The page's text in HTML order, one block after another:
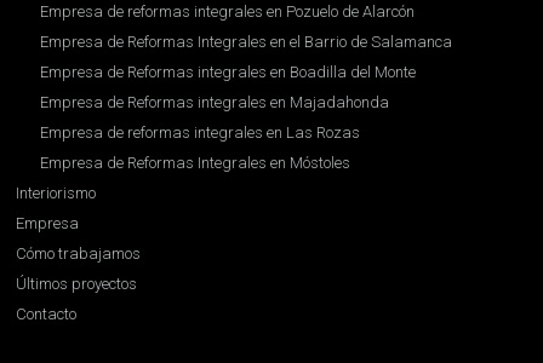
Empresa de reformas integrales en Pozuelo de Alarcón
Empresa de Reformas Integrales en el Barrio de Salamanca
Empresa de Reformas integrales en Boadilla del Monte
Empresa de Reformas integrales en Majadahonda
Empresa de reformas integrales en Las Rozas
Empresa de Reformas Integrales en Móstoles
Interiorismo
Empresa
Cómo trabajamos
Últimos proyectos
Contacto